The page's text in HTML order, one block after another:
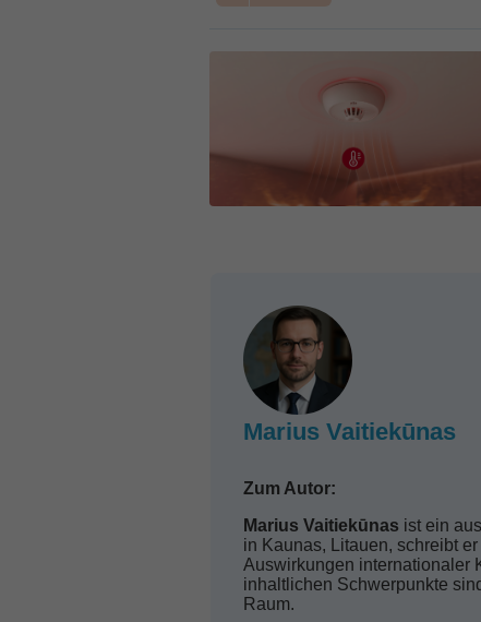
Marius Vaitiekūnas
Zum Autor:
Marius Vaitiekūnas ist ein
in Kaunas, Litauen, schreibt
Auswirkungen internationaler
inhaltlichen Schwerpunkte
Raum.